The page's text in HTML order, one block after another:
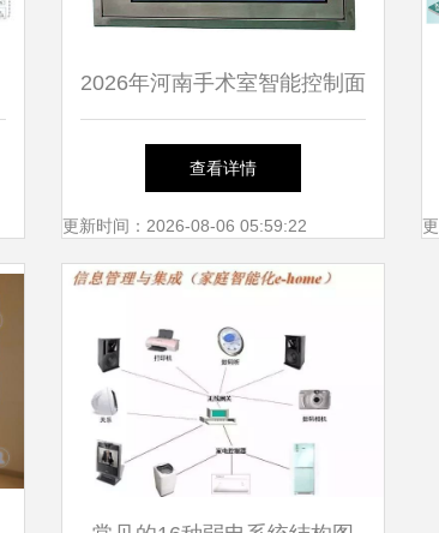
2026年河南手术室智能控制面
板厂家性价比深度解析 集成
发展趋势
查看详情
更新时间：2026-08-06 05:59:22